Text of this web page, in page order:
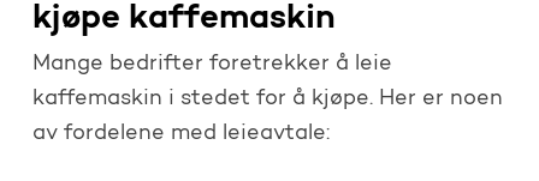
kjøpe kaffemaskin
Mange bedrifter foretrekker å leie
kaffemaskin i stedet for å kjøpe. Her er noen
av fordelene med leieavtale: